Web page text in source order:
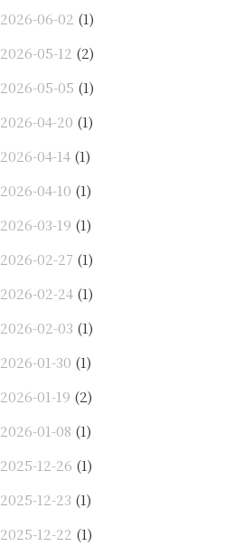
2026-06-02 (1)
2026-05-12 (2)
2026-05-05 (1)
2026-04-20 (1)
2026-04-14 (1)
2026-04-10 (1)
2026-03-19 (1)
2026-02-27 (1)
2026-02-24 (1)
2026-02-03 (1)
2026-01-30 (1)
2026-01-19 (2)
2026-01-08 (1)
2025-12-26 (1)
2025-12-23 (1)
2025-12-22 (1)